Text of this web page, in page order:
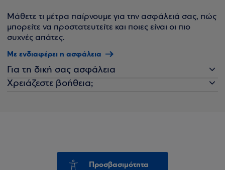
Μάθετε τι μέτρα παίρνουμε για την ασφάλειά σας, πώς
μπορείτε να προστατευτείτε και ποιες είναι οι πιο
συχνές απάτες.
Με ενδιαφέρει η ασφάλεια
Για τη δική σας ασφάλεια
Χρειάζεστε βοήθεια;
Προσβασιμότητα